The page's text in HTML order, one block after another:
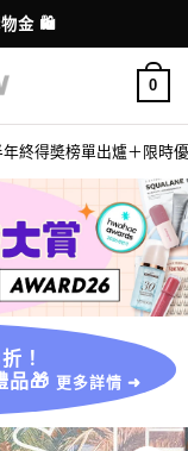
送港澳
物金 🛍️
0
終得奬榜單出爐＋限時
！
品🎁 更多詳情 ➜